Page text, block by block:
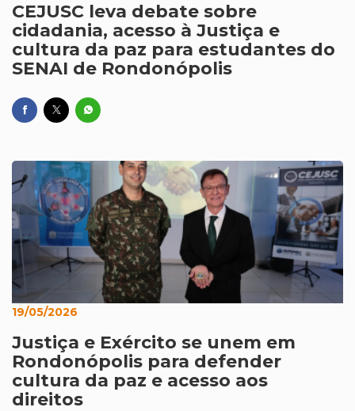
CEJUSC leva debate sobre
cidadania, acesso à Justiça e
cultura da paz para estudantes do
SENAI de Rondonópolis
19/05/2026
Justiça e Exército se unem em
Rondonópolis para defender
cultura da paz e acesso aos
direitos